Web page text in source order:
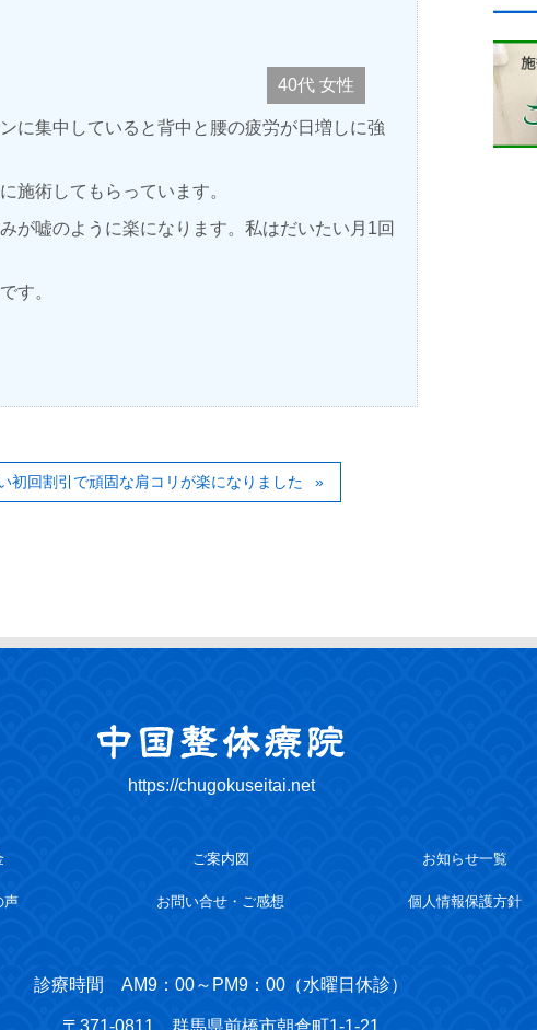
40代 女性
に集中していると背中と腰の疲労が日増しに強
施術してもらっています。
が嘘のように楽になります。 私はだいたい月 1回
す。
初回割引で頑固な肩コリが楽になりました
https://chugokuseitai.net
ご案内図 お知らせ一覧
声 お問い合せ・ご感想 個人情報保護方針
診療時間 AM9：00～PM9：00（水曜日休診）
〒371-0811 群馬県前橋市朝倉町1-1-21